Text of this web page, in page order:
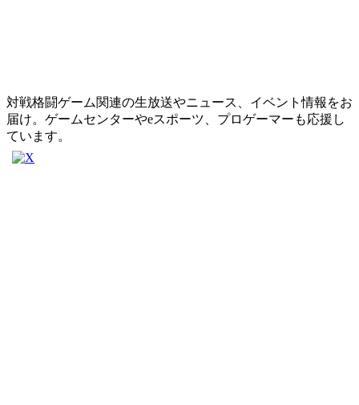
対戦格闘ゲーム関連の生放送やニュース、イベント情報をお
届け。ゲームセンターやeスポーツ、プロゲーマーも応援し
ています。